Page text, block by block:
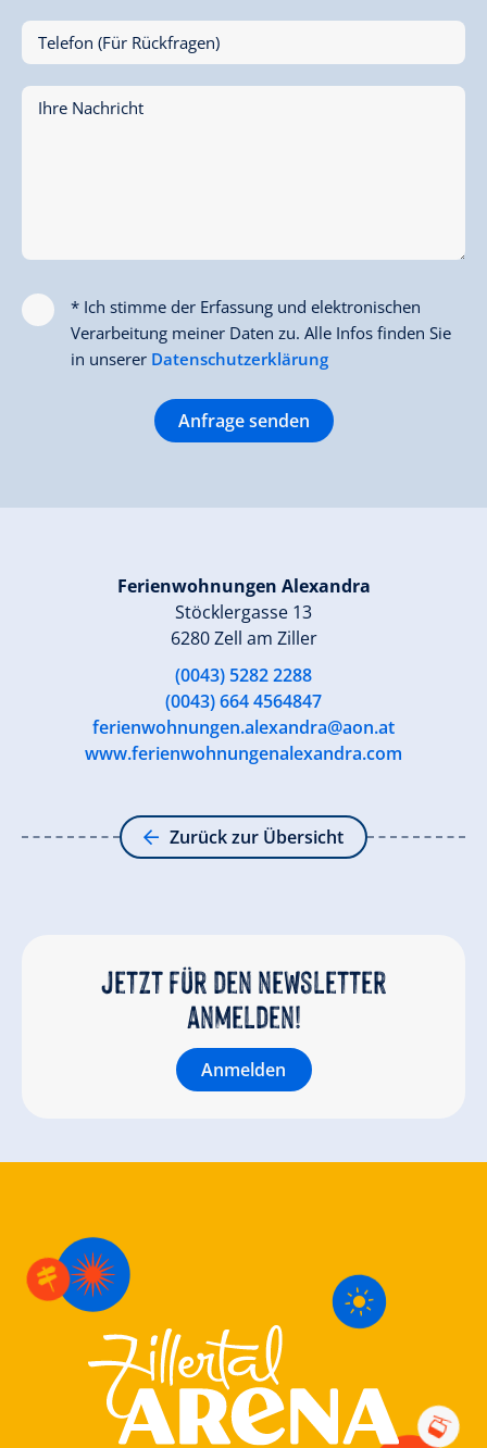
Telefon (Für Rückfragen)
Ihre Nachricht
* Ich stimme der Erfassung und elektronischen
Verarbeitung meiner Daten zu. Alle Infos finden Sie
in unserer Datenschutzerklärung
Anfrage senden
Ferienwohnungen Alexandra
Stöcklergasse 13
6280 Zell am Ziller
(0043) 5282 2288
(0043) 664 4564847
ferienwohnungen.alexandra@aon.at
www.ferienwohnungenalexandra.com
Zurück zur Übersicht
Jetzt für den newsletter
anmelden!
Anmelden